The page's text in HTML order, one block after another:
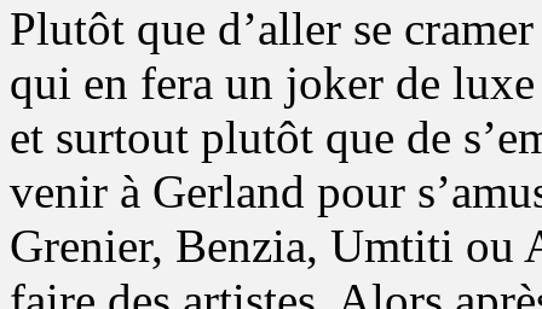
Plutôt que d’aller se
qui en fera un joker de
et surtout plutôt que de
venir à Gerland pour
Grenier, Benzia, Umtiti ou